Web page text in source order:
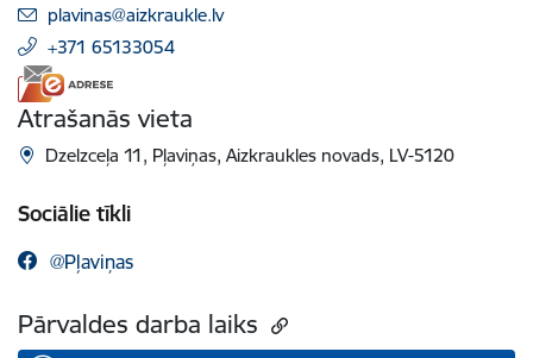
E-pasts:
plavinas@aizkraukle.lv
+371 65133054
Atrašanās vieta
Dzelzceļa 11, Pļaviņas, Aizkraukles novads, LV-5120
Sociālie tīkli
@Pļaviņas
Pārvaldes darba laiks